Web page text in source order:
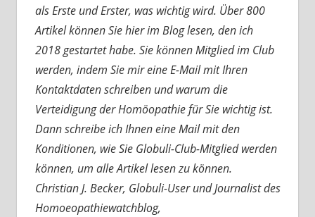
als Erste und Erster, was wichtig wird. Über 800
Artikel können Sie hier im Blog lesen, den ich
2018 gestartet habe. Sie können Mitglied im Club
werden, indem Sie mir eine E-Mail mit Ihren
Kontaktdaten schreiben und warum die
Verteidigung der Homöopathie für Sie wichtig ist.
Dann schreibe ich Ihnen eine Mail mit den
Konditionen, wie Sie Globuli-Club-Mitglied werden
können, um alle Artikel lesen zu können.
Christian J. Becker, Globuli-User und Journalist des
Homoeopathiewatchblog,